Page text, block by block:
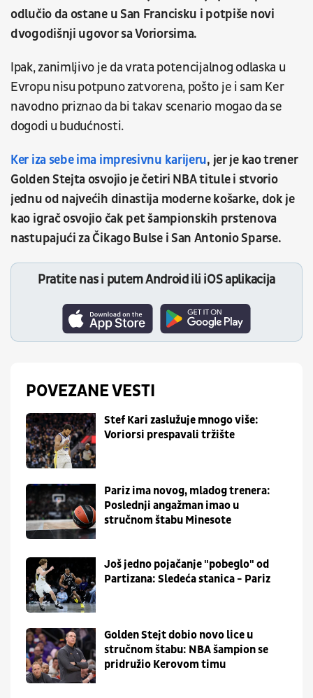
odlučio da ostane u San Francisku i potpiše novi
dvogodišnji ugovor sa Voriorsima.
Ipak, zanimljivo je da vrata potencijalnog odlaska u
Evropu nisu potpuno zatvorena, pošto je i sam Ker
navodno priznao da bi takav scenario mogao da se
dogodi u budućnosti.
Ker iza sebe ima impresivnu karijeru, jer je kao trener
Golden Stejta osvojio je četiri NBA titule i stvorio
jednu od najvećih dinastija moderne košarke, dok je
kao igrač osvojio čak pet šampionskih prstenova
nastupajući za Čikago Bulse i San Antonio Sparse.
Pratite nas i putem Android ili iOS aplikacija
POVEZANE VESTI
Stef Kari zaslužuje mnogo više:
Voriorsi prespavali tržište
Pariz ima novog, mladog trenera:
Poslednji angažman imao u
stručnom štabu Minesote
Još jedno pojačanje "pobeglo" od
Partizana: Sledeća stanica - Pariz
Golden Stejt dobio novo lice u
stručnom štabu: NBA šampion se
pridružio Kerovom timu